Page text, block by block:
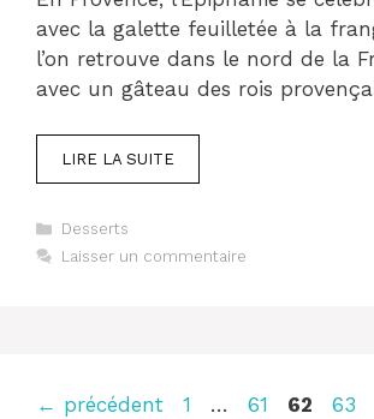
avec la galette feuilletée à la
l’on retrouve dans le nord de la
avec un gâteau des rois
LIRE LA SUITE
Catégories
Desserts
Laisser un commentaire
← précédent Page
1 … Page
61 Page
62 63